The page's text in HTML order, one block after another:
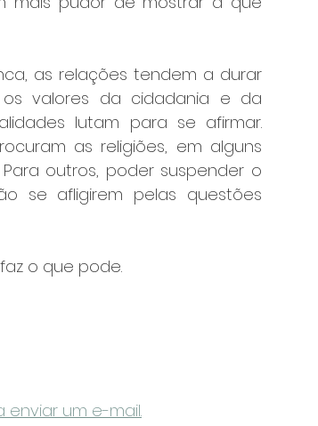
as relações tendem a durar
valores da cidadania e da
lutam para se afirmar.
as religiões, em alguns
outros, poder suspender o
se afligirem pelas questões
o que pode.
enviar um e-mail.